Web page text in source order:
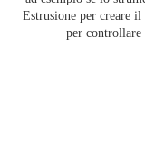
Estrusione per creare
per